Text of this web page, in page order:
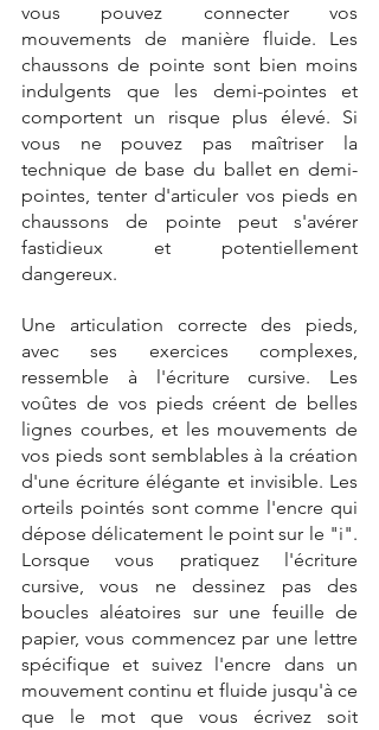
vous pouvez connecter vos
mouvements de manière fluide. Les
chaussons de pointe sont bien moins
indulgents que les demi-pointes et
comportent un risque plus élevé. Si
vous ne pouvez pas maîtriser la
technique de base du ballet en demi-
pointes, tenter d'articuler vos pieds en
chaussons de pointe peut s'avérer
fastidieux et potentiellement
dangereux.
Une articulation correcte des pieds,
avec ses exercices complexes,
ressemble à l'écriture cursive. Les
voûtes de vos pieds créent de belles
lignes courbes, et les mouvements de
vos pieds sont semblables à la création
d'une écriture élégante et invisible. Les
orteils pointés sont comme l'encre qui
dépose délicatement le point sur le "i".
Lorsque vous pratiquez l'écriture
cursive, vous ne dessinez pas des
boucles aléatoires sur une feuille de
papier, vous commencez par une lettre
spécifique et suivez l'encre dans un
mouvement continu et fluide jusqu'à ce
que le mot que vous écrivez soit